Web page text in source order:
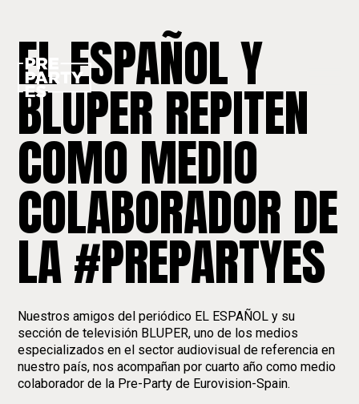
EL ESPAÑOL Y
BLUPER REPITEN
COMO MEDIO
COLABORADOR DE
LA #PREPARTYES
Nuestros amigos del periódico EL ESPAÑOL y su
sección de televisión BLUPER, uno de los medios
especializados en el sector audiovisual de referencia en
nuestro país, nos acompañan por cuarto año como medio
colaborador de la Pre-Party de Eurovision-Spain.